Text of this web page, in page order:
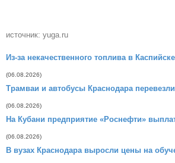
источник: yuga.ru
Из-за некачественного топлива в
(06.08.2026)
Трамваи и автобусы Краснодара
(06.08.2026)
На Кубани предприятие «Роснефти»
(06.08.2026)
В вузах Краснодара выросли цены на